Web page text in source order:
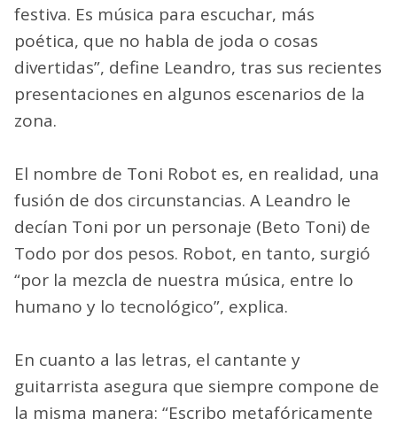
festiva. Es música para escuchar, más
poética, que no habla de joda o cosas
divertidas”, define Leandro, tras sus recientes
presentaciones en algunos escenarios de la
zona.
El nombre de Toni Robot es, en realidad, una
fusión de dos circunstancias. A Leandro le
decían Toni por un personaje (Beto Toni) de
Todo por dos pesos. Robot, en tanto, surgió
“por la mezcla de nuestra música, entre lo
humano y lo tecnológico”, explica.
En cuanto a las letras, el cantante y
guitarrista asegura que siempre compone de
la misma manera: “Escribo metafóricamente